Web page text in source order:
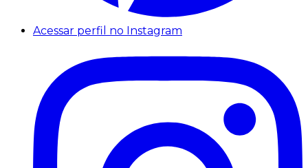
Acessar perfil no Instagram